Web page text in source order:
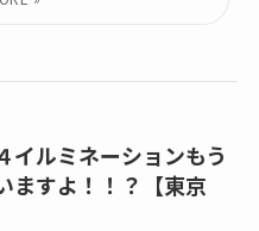
イルミネーションもう
ますよ！！？【東京